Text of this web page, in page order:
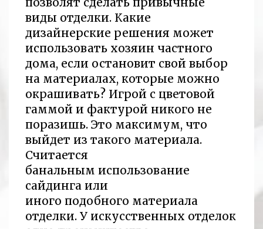
виды отделки. Какие
дизайнерские решения может
использовать хозяин частного
дома, если остановит свой выбор
на материалах, которые можно
окрашивать? Игрой с цветовой
гаммой и фактурой никого не
поразишь. Это максимум, что
выйдет из такого материала.
Считается
банальным использование
сайдинга или
иного подобного материала
отделки. У искусственных отделок